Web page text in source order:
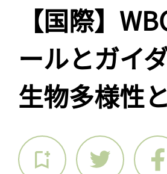
【国際】
ールとガイ
生物多様性